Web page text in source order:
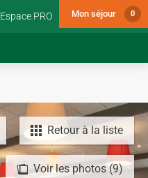
Espace PRO Mon séjour 0
Voir les photos (9)
Retour à la liste